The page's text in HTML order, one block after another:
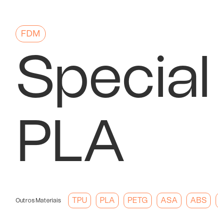
FDM
Special
PLA
Outros Materiais TPU PLA PETG ASA ABS